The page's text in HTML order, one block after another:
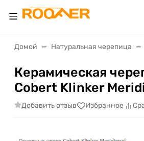
Домой Натуральная черепица
Керамическая
Cobert Klinker
Добавить отзыв Избранное